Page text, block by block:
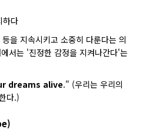
하다
을 지속시키고 소중히 다룬다는 의
서는 '진정한 감정을 지켜나간다'는
dreams alive." (우리는 우리의
다.)